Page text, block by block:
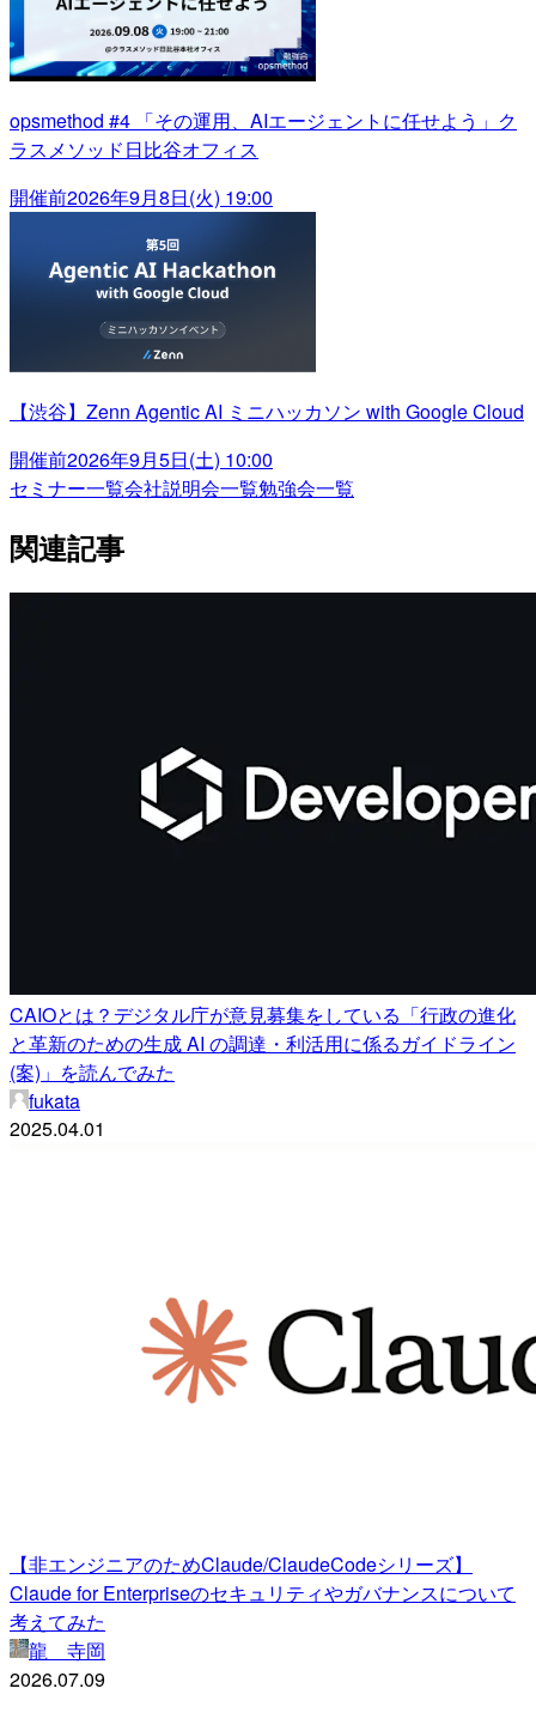
opsmethod #4 「その運用、AIエージェントに任せよう」ク
ラスメソッド日比谷オフィス
開催前2026年9月8日(火) 19:00
【渋谷】Zenn Agentic AI ミニハッカソン with Google Cloud
開催前2026年9月5日(土) 10:00
セミナー一覧会社説明会一覧勉強会一覧
関連記事
CAIOとは？デジタル庁が意見募集をしている「行政の進化
と革新のための生成 AI の調達・利活用に係るガイドライン
(案)」を読んでみた
fukata
2025.04.01
【非エンジニアのためClaude/ClaudeCodeシリーズ】
Claude for Enterpriseのセキュリティやガバナンスについて
考えてみた
龍 寺岡
2026.07.09